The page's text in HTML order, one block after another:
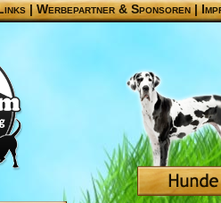
|Werbepartner & Sponsoren|